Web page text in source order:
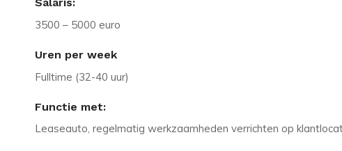
3500 – 5000 euro
Uren per week
Fulltime (32-40 uur)
Functie met:
Leaseauto, regelmatig werkzaamheden verrichten op